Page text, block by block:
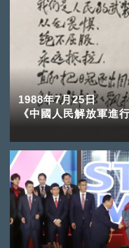
1988年7月25日
《中國人民解放軍進